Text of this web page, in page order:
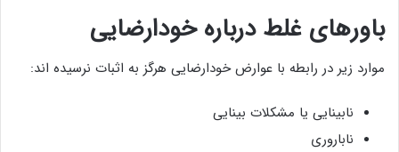
باورهای غلط درباره خودارضایی
موارد زیر در رابطه با عوارض خودارضایی هرگز به اثبات نرسیده اند:
نابینایی یا مشکلات بینایی
ناباروری